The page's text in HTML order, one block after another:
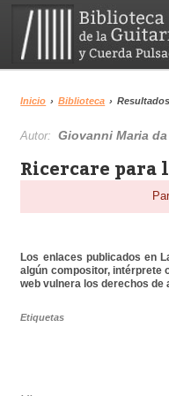
Inicio › Biblioteca ›
Autor:Giovanni Maria da
Ricercare para
Los enlaces publicados en
algún compositor, intérprete
web vulnera los derechos de
Etiquetas